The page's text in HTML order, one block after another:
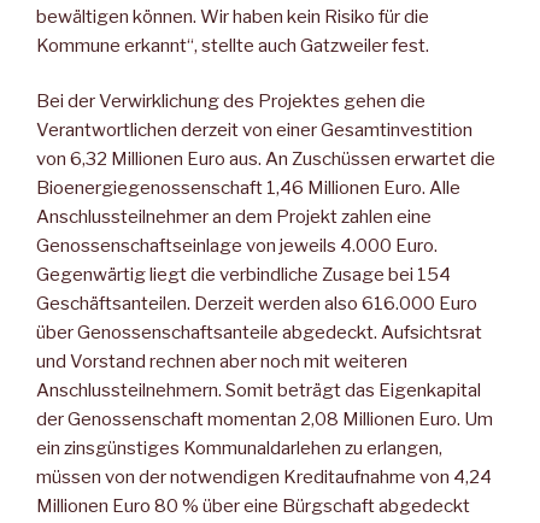
bewältigen können. Wir haben kein Risiko für die
Kommune erkannt“, stellte auch Gatzweiler fest.
Bei der Verwirklichung des Projektes gehen die
Verantwortlichen derzeit von einer Gesamtinvestition
von 6,32 Millionen Euro aus. An Zuschüssen erwartet die
Bioenergiegenossenschaft 1,46 Millionen Euro. Alle
Anschlussteilnehmer an dem Projekt zahlen eine
Genossenschaftseinlage von jeweils 4.000 Euro.
Gegenwärtig liegt die verbindliche Zusage bei 154
Geschäftsanteilen. Derzeit werden also 616.000 Euro
über Genossenschaftsanteile abgedeckt. Aufsichtsrat
und Vorstand rechnen aber noch mit weiteren
Anschlussteilnehmern. Somit beträgt das Eigenkapital
der Genossenschaft momentan 2,08 Millionen Euro. Um
ein zinsgünstiges Kommunaldarlehen zu erlangen,
müssen von der notwendigen Kreditaufnahme von 4,24
Millionen Euro 80 % über eine Bürgschaft abgedeckt